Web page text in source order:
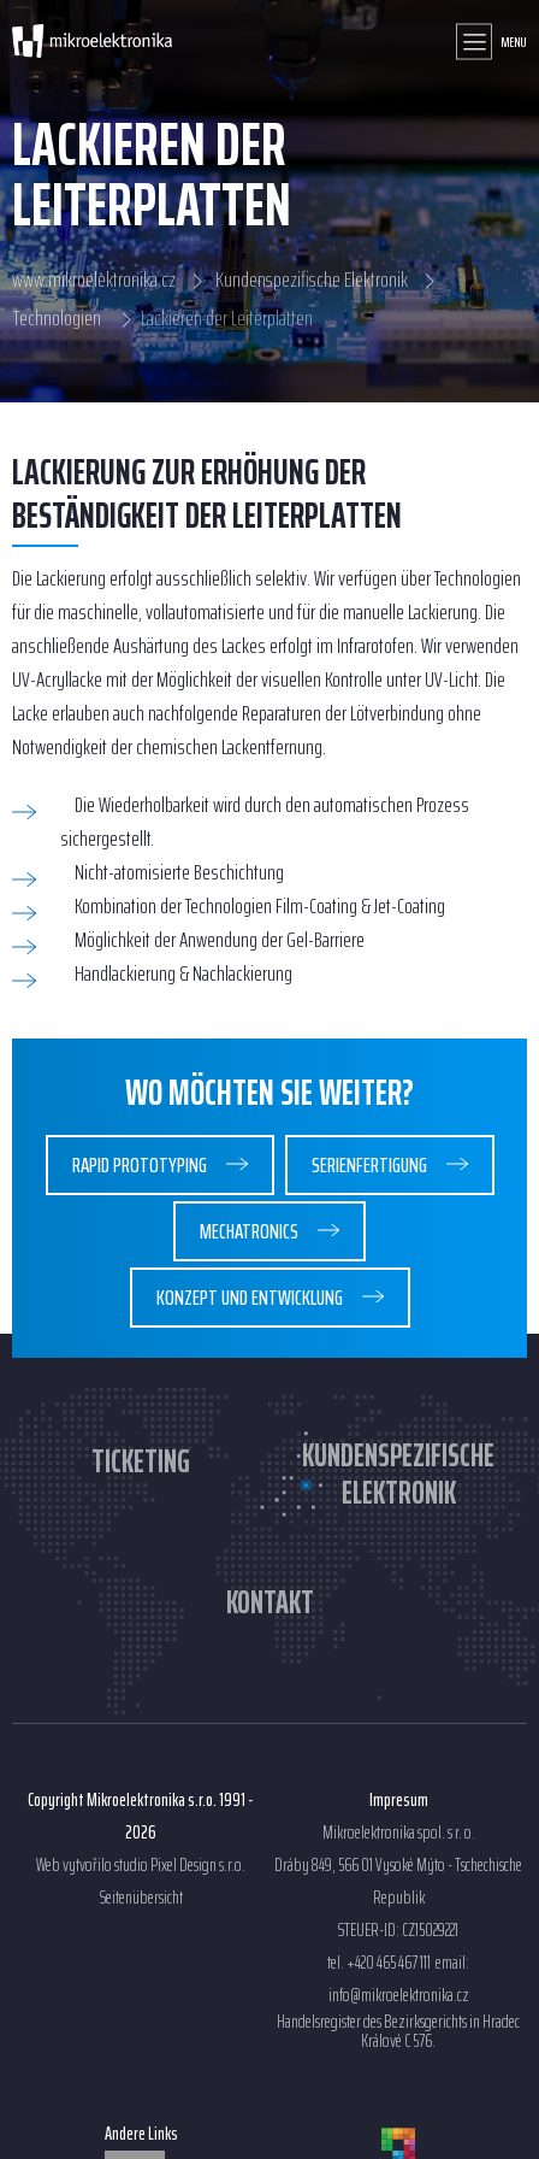
MENU
LACKIEREN DER
LEITERPLATTEN
www.mikroelektronika.cz
Kundenspezifische Elektronik
Technologien
Lackieren der Leiterplatten
LACKIERUNG ZUR ERHÖHUNG DER
BESTÄNDIGKEIT DER LEITERPLATTEN
Die Lackierung erfolgt ausschließlich selektiv. Wir verfügen über Technologien
für die maschinelle, vollautomatisierte und für die manuelle Lackierung. Die
anschließende Aushärtung des Lackes erfolgt im Infrarotofen. Wir verwenden
UV-Acryllacke mit der Möglichkeit der visuellen Kontrolle unter UV-Licht. Die
Lacke erlauben auch nachfolgende Reparaturen der Lötverbindung ohne
Notwendigkeit der chemischen Lackentfernung.
Die Wiederholbarkeit wird durch den automatischen Prozess
sichergestellt.
Nicht-atomisierte Beschichtung
Kombination der Technologien Film-Coating & Jet-Coating
Möglichkeit der Anwendung der Gel-Barriere
Handlackierung & Nachlackierung
WO MÖCHTEN SIE WEITER?
RAPID PROTOTYPING
SERIENFERTIGUNG
MECHATRONICS
KONZEPT UND ENTWICKLUNG
TICKETING KUNDENSPEZIFISCHE
ELEKTRONIK
KONTAKT
Copyright Mikroelektronika s.r.o. 1991 -
2026
Web vytvořilo studioPixel Design s.r.o.
Seitenübersicht
Impresum
Mikroelektronika spol. s r. o.
Dráby 849, 566 01 Vysoké Mýto - Tschechische
Republik
STEUER-ID: CZ15029221
tel. +420 465 467 111 email:
info@mikroelektronika.cz
Handelsregister des Bezirksgerichts in Hradec
Králové C 576.
Andere Links